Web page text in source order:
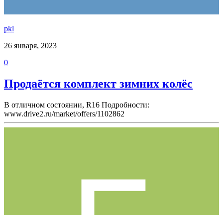
pkl
26 января, 2023
0
Продаётся комплект зимних колёс
В отличном состоянии, R16 Подробности:
www.drive2.ru/market/offers/1102862